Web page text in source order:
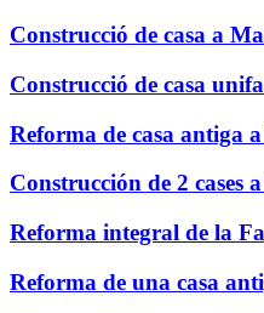
Construcció de casa a
Construcció de casa
Reforma de casa antiga
Construcción de 2 cases
Reforma integral de la
Reforma de una casa